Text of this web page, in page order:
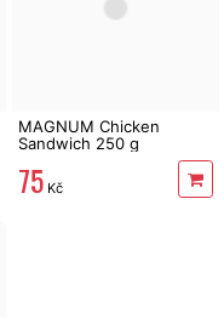
MAGNUM Chicken
Sandwich 250 g
75 Kč